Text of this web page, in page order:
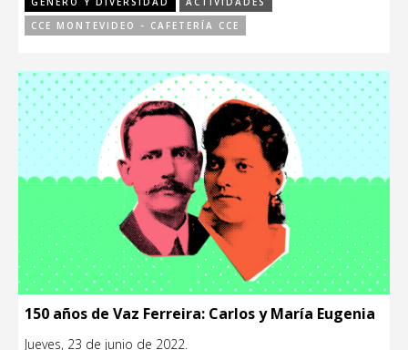
CCE MONTEVIDEO - CAFETERÍA CCE
150 años de Vaz Ferreira: Carlos y María Eugenia
Jueves, 23 de junio de 2022.